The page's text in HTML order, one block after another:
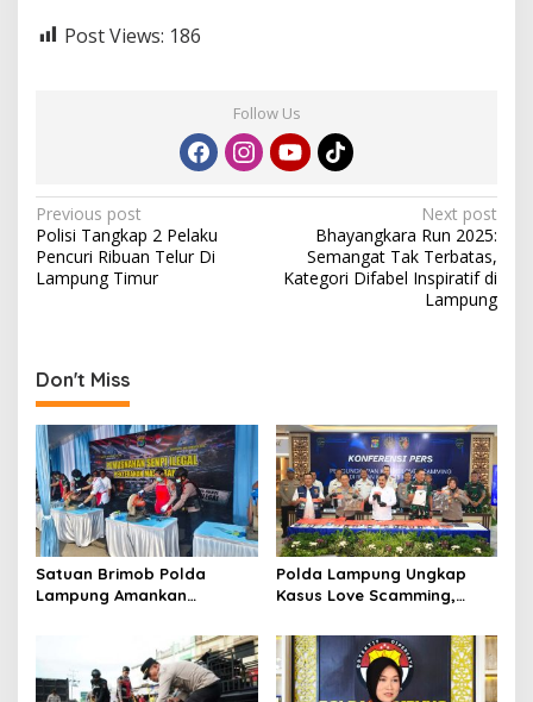
Post Views: 186
Follow Us
P
o
s
a
v
i
g
a
t
i
Previous post
Polisi Tangkap 2 Pelaku
Pencuri Ribuan Telur Di
Lampung Timur
Next post
Bhayangkara Run 2025:
Semangat Tak Terbatas,
Kategori Difabel Inspiratif di
Lampung
Don't Miss
Satuan Brimob Polda
Lampung Amankan
Senjata Api Rakitan dan
Amunisi Serahan
Masyarakat
Polda Lampung Ungkap
Kasus Love Scamming,
Rp1,4 Miliar